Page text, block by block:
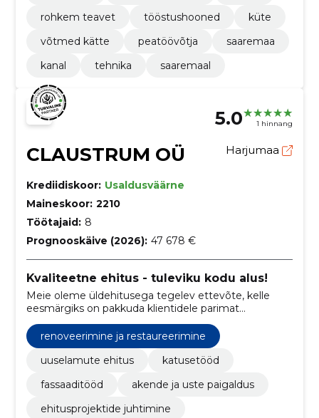
rohkem teavet
tööstushooned
küte
võtmed kätte
peatöövõtja
saaremaa
kanal
tehnika saaremaal
5.0 1 hinnang
CLAUSTRUM OÜ Harjumaa
Krediidiskoor: Usaldusväärne
Maineskoor: 2210
Töötajaid: 8
Prognooskäive (2026): 47 678 €
Kvaliteetne ehitus - tuleviku kodu alus!
Meie oleme üldehitusega tegelev ettevõte, kelle
eesmärgiks on pakkuda klientidele parimat
kvaliteetse ja vastupidava ehitustöö teostamisele,
mis vastab kliendi soovidele ja vajadustele.
renoveerimine ja restaureerimine
uuselamute ehitus
katusetööd
fassaaditööd
akende ja uste paigaldus
ehitusprojektide juhtimine